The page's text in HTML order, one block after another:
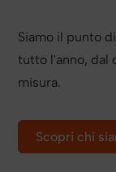
Siamo il punto
tutto l'anno, dal
misura.
Scopri chi